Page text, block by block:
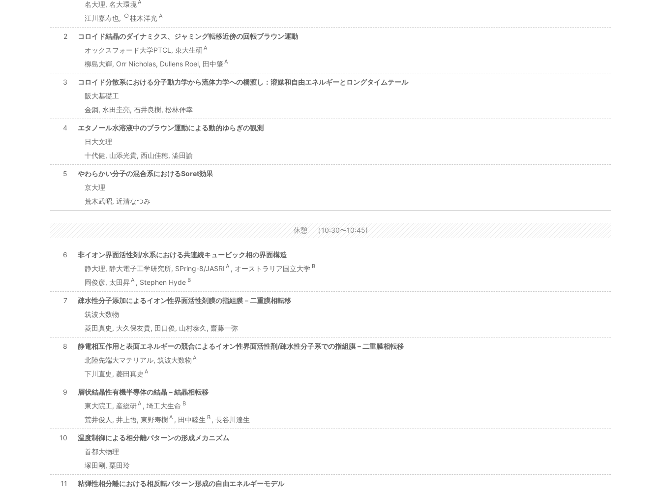
名大理, 名大環境 A
江川嘉寿也, ○桂木洋光 A
2
コロイド結晶のダイナミクス、ジャミング転移近傍の回転ブラウン運動
オックスフォード大学PTCL, 東大生研A
柳島大輝, Orr Nicholas, Dullens Roel, 田中肇A
3
コロイド分散系における分子動力学から流体力学への橋渡し：溶媒和自由エネルギーとロングタイムテール
阪大基礎工
金鋼, 水田圭亮, 石井良樹, 松林伸幸
4
エタノール水溶液中のブラウン運動による動的ゆらぎの観測
日大文理
十代健, 山添光貴, 西山佳穂, 澁田諭
5
やわらかい分子の混合系におけるSoret効果
京大理
荒木武昭, 近清なつみ
休憩 （10:30〜10:45)
6
非イオン界面活性剤/水系における共連続キュービック相の界面構造
静大理, 静大電子工学研究所, SPring-8/JASRI A , オーストラリア国立大学 B
岡俊彦, 太田昇A , Stephen Hyde B
7
疎水性分子添加によるイオン性界面活性剤膜の指組膜－二重膜相転移
筑波大数物
菱田真史, 大久保友貴, 田口俊, 山村泰久, 齋藤一弥
8
静電相互作用と表面エネルギーの競合によるイオン性界面活性剤/疎水性分子系での指組膜－二重膜相転移
北陸先端大マテリアル, 筑波大数物 A
下川直史, 菱田真史 A
9
層状結晶性有機半導体の結晶－結晶相転移
東大院工, 産総研A , 埼工大生命 B
荒井俊人, 井上悟, 東野寿樹A , 田中睦生 B , 長谷川達生
10
温度制御による相分離パターンの形成メカニズム
首都大物理
塚田剛, 栗田玲
11
粘弾性相分離における相反転パターン形成の自由エネルギーモデル